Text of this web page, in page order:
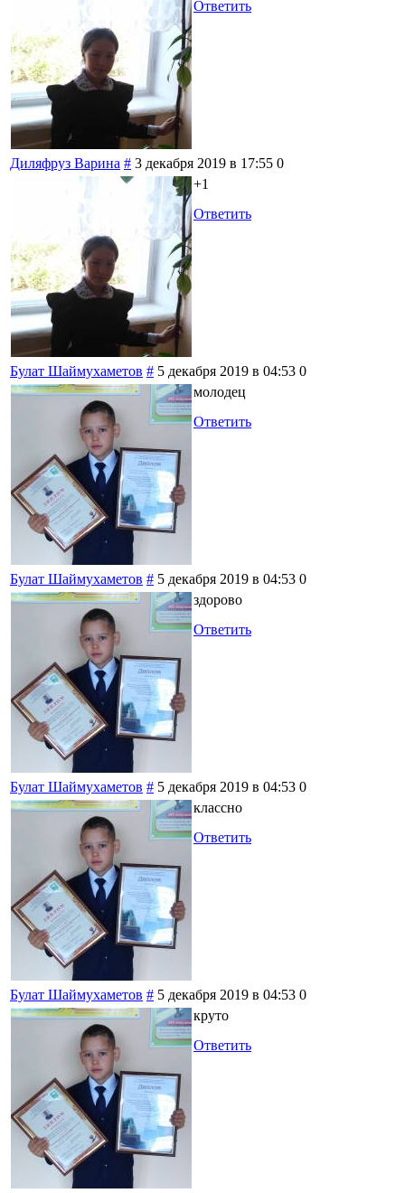
Ответить
Диляфруз Варина # 3 декабря 2019 в 17:55 0
+1
Ответить
Булат Шаймухаметов # 5 декабря 2019 в 04:53 0
молодец
Ответить
Булат Шаймухаметов # 5 декабря 2019 в 04:53 0
здорово
Ответить
Булат Шаймухаметов # 5 декабря 2019 в 04:53 0
классно
Ответить
Булат Шаймухаметов # 5 декабря 2019 в 04:53 0
круто
Ответить